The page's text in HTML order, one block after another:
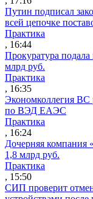
Путин подписал
всей цепочке
Практика
, 16:44
Прокуратура
млрд руб.
Практика
, 16:35
Экономколлегия ВС
по ВЭД ЕАЭС
Практика
, 16:24
Дочерняя компания
1,8 млрд руб.
Практика
, 15:50
СИП проверит